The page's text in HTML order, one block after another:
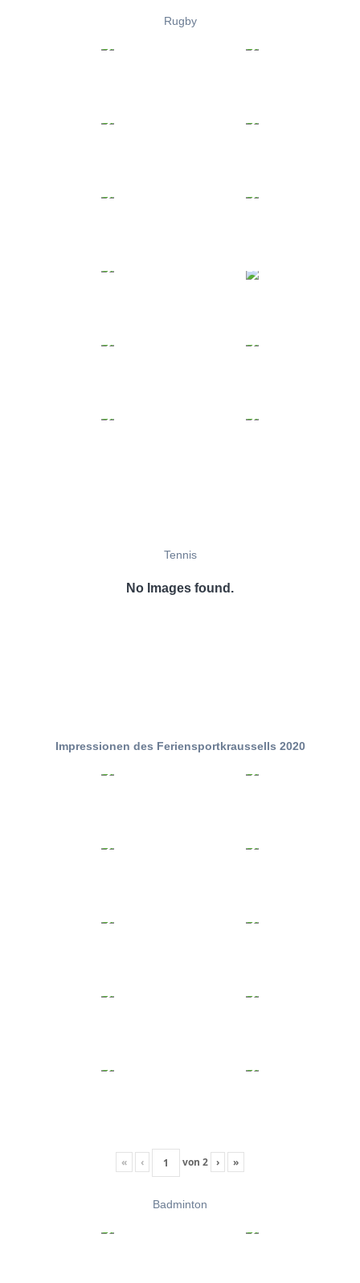
Rugby
Tennis
No Images found.
Impressionen des Feriensportkraussells 2020
« ‹ von 2 › »
Badminton